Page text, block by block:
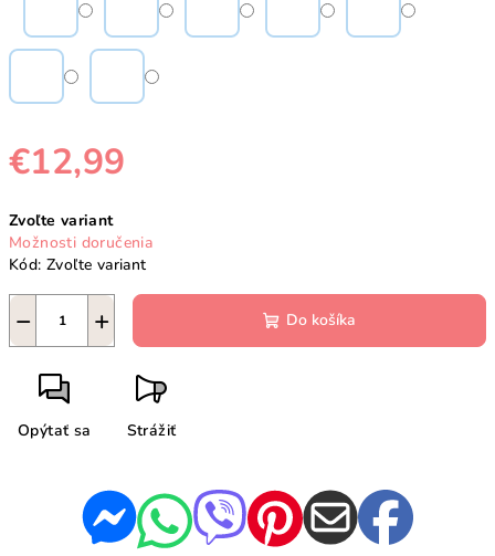
€12,99
cena:
Zvoľte variant
Možnosti doručenia
Kód: Zvoľte variant
+
− Do košíka
Opýtať sa Strážiť